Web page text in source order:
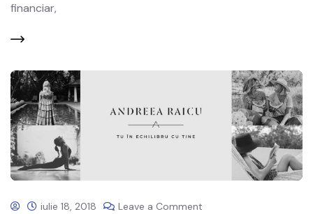
financiar,
iulie 18, 2018 Leave a Comment